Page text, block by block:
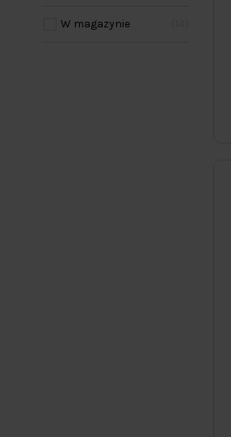
W magazynie